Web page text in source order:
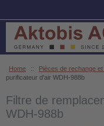
Home :: Pièces de rechange
purificateur d'air WDH-988b
Filtre de
WDH-988b